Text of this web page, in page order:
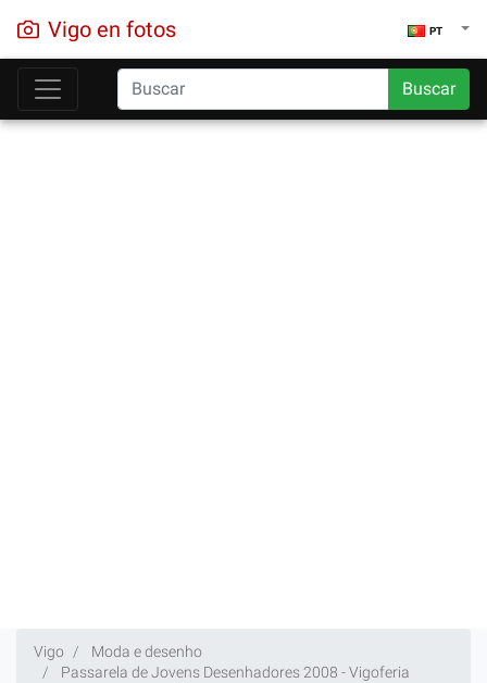
Vigo en fotos PT
Buscar
Vigo
Moda e desenho
Passarela de Jovens Desenhadores 2008 - Vigoferia